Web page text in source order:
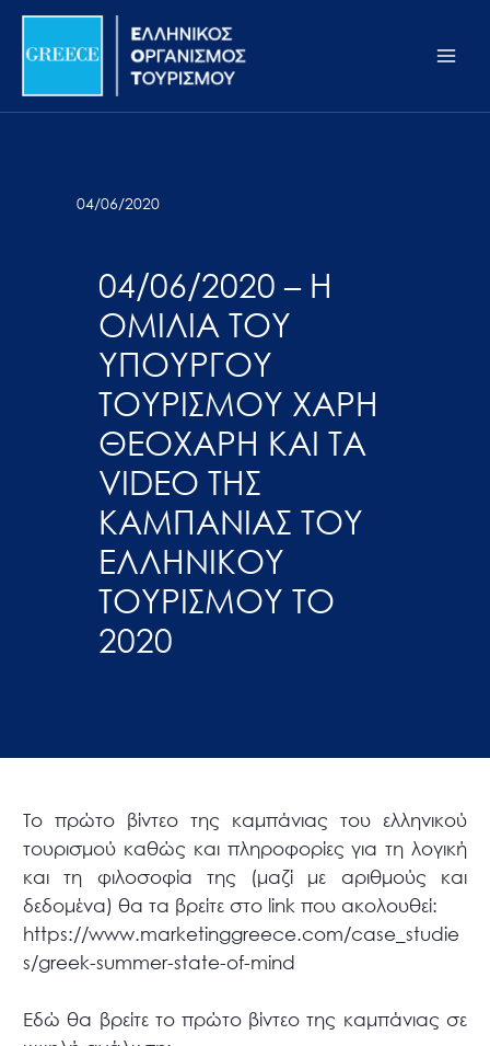
Σημείωση:
ιστότοπος
προσβασιμότητας.
Μετάβαση
περιεχόμενο
04/06/2020
04/06/2020 – H
ΟΜΙΛΙΑ ΤΟΥ
ΥΠΟΥΡΓΟΥ
ΤΟΥΡΙΣΜΟΥ ΧΑΡΗ
ΘΕΟΧΑΡΗ ΚΑΙ ΤΑ
VIDEO ΤΗΣ
ΚΑΜΠΑΝΙΑΣ ΤΟΥ
ΕΛΛΗΝΙΚΟΥ
ΤΟΥΡΙΣΜΟΥ ΤΟ
2020
Το πρώτο βίντεο της καμπάνιας του ελληνικού
τουρισμού καθώς και πληροφορίες για τη λογική
και τη φιλοσοφία της (μαζί με αριθμούς και
δεδομένα) θα τα βρείτε στο link που ακολουθεί:
https://www.marketinggreece.com/case_studie
s/greek-summer-state-of-mind
Εδώ θα βρείτε το πρώτο βίντεο της καμπάνιας σε